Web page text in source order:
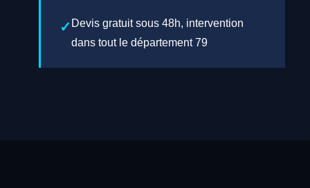
Devis gratuit sous 48h, intervention
dans tout le département 79